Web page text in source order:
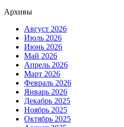
Архивы
Август 2026
Июль 2026
Июнь 2026
Май 2026
Апрель 2026
Март 2026
Февраль 2026
Январь 2026
Декабрь 2025
Ноябрь 2025
Октябрь 2025